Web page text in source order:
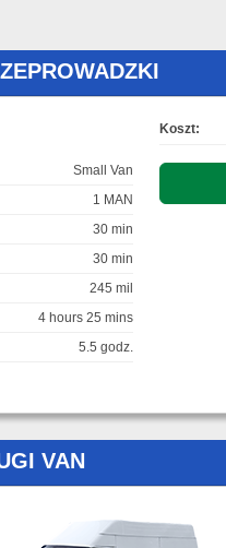
Small Van
1 MAN
30 min
30 min
245 mil
4 hours 25 mins
5.5 godz.
Koszt:
VAN